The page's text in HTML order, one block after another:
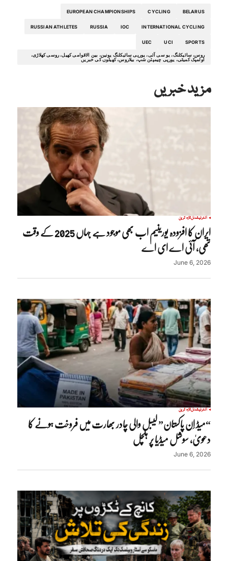
BELARUS
CYCLING
EUROPEAN CHAMPIONSHIPS
INTERNATIONAL CYCLING
IOC
RUSSIA
RUSSIAN ATHLETES
SPORTS
UCI
UEC
روس، سائیکلنگ، یو سی آئی، یورپی سائیکلنگ یونین، بین الاقوامی کھیل، روسی کھلاڑی،
اولمپک کمیٹی، یورپی چیمپئن شپ، بیلاروس، کھیلوں کی خبریں
مزید خبریں
انٹرنیشنلتازہ ترین
ایران کا افزودہ یورینیم اب بھی موجود ہے جہاں 2025 کے وقت
تھی، آئی اے ای اے
June 6, 2026
انٹرنیشنلتازہ ترین
“میڈ اِن پاکستان” لیبل والی چادر بھارت میں فروخت ہونے کا
دعویٰ، سوشل میڈیا پر ہلچل
June 6, 2026